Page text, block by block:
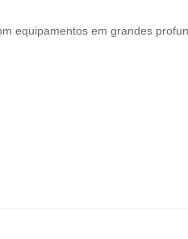
equipamentos em grandes